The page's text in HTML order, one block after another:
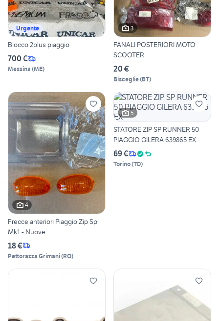
Urgente
Blocco 2plus piaggio
700 €
Messina (ME)
3
FANALI POSTERIORI MOTO
SCOOTER
20 €
Bisceglie(BT)
4
Frecce anteriori Piaggio Zip Sp
Mk1 - Nuove
18 €
Pettorazza Grimani(RO)
5
STATORE ZIP SP RUNNER 50
PIAGGIO GILERA 639865 EX
69 €
Torino(TO)